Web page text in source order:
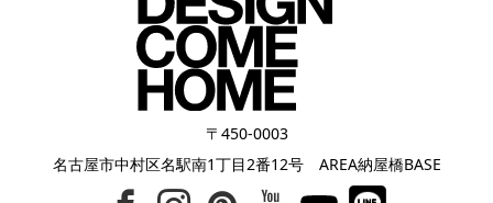
〒450-0003
名古屋市中村区名駅南1丁目2番12号 AREA納屋橋BASE